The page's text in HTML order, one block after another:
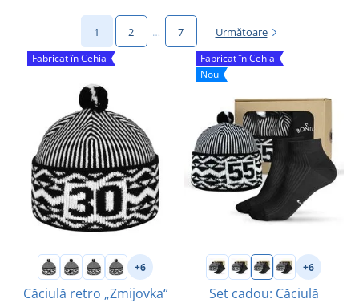
1 2 … 7 Următoare
Fabricat în Cehia
+6
Căciulă retro „Zmijovka“
Fabricat în Cehia
Nou
+6
Set cadou: Căciulă